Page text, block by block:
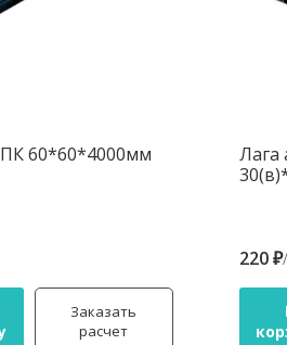
60*60*4000мм
Заказать
расчет
Лага
220 ₽